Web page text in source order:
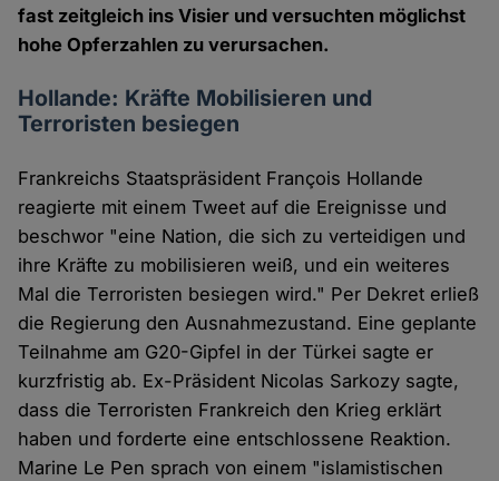
fast zeitgleich ins Visier und versuchten möglichst
hohe Opferzahlen zu verursachen.
Hollande: Kräfte Mobilisieren und
Terroristen besiegen
Frankreichs Staatspräsident François Hollande
reagierte mit einem Tweet auf die Ereignisse und
beschwor "eine Nation, die sich zu verteidigen und
ihre Kräfte zu mobilisieren weiß, und ein weiteres
Mal die Terroristen besiegen wird." Per Dekret erließ
die Regierung den Ausnahmezustand. Eine geplante
Teilnahme am G20-Gipfel in der Türkei sagte er
kurzfristig ab. Ex-Präsident Nicolas Sarkozy sagte,
dass die Terroristen Frankreich den Krieg erklärt
haben und forderte eine entschlossene Reaktion.
Marine Le Pen sprach von einem "islamistischen